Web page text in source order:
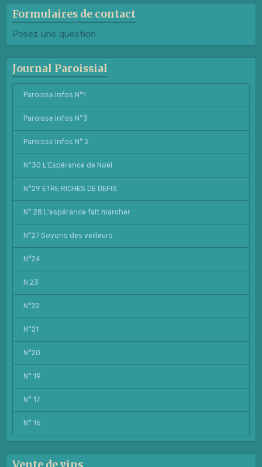
Formulaires de contact
Posez une question
Journal Paroissial
Paroisse Infos N°1
Paroisse Infos N°3
Paroisse Infos N° 2
N°30 L'Espérance de Noël
N°29 ETRE RICHES DE DEFIS
N° 28 L'espérance fait marcher
N°27 Soyons des veilleurs
N°24
N 23
N°22
N°21
N°20
N° 19
N° 17
N° 16